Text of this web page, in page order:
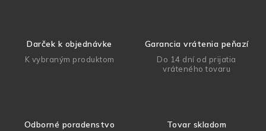
Darček k objednávke
K vybraným produktom
Garancia vrátenia peňazí
Do 14 dní od prijatia
vráteného tovaru
Odborné poradenstvo Tovar skladom